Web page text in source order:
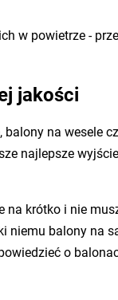
w powietrze -
jakości
na wesele
najlepsze
krótko i nie
balony na
o